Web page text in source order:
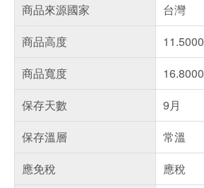
商品來源國家
台灣
商品高度
11.5000
商品寬度
16.8000
保存天數
9月
保存溫層
常溫
應免稅
應稅